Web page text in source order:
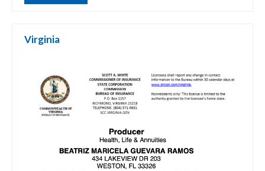
Virginia